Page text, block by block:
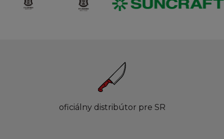
oficiálny distribútor pre SR